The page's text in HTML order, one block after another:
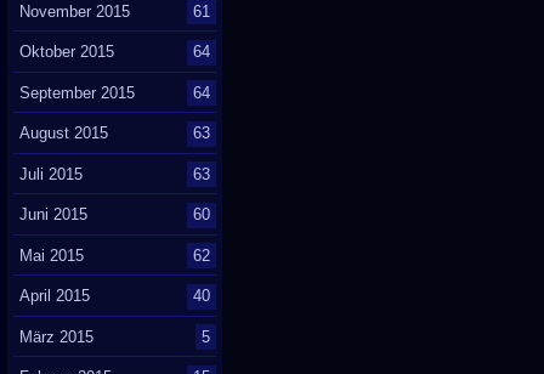
November 2015 61
Oktober 2015 64
September 2015 64
August 2015 63
Juli 2015 63
Juni 2015 60
Mai 2015 62
April 2015 40
März 2015 5